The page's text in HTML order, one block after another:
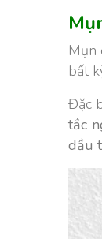
Mụn
bất
Đặc
tắc
dầu